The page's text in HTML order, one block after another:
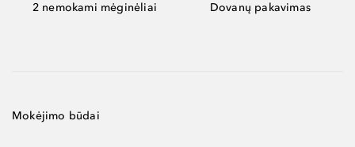
2 nemokami mėginėliai Dovanų pakavimas
Mokėjimo būdai